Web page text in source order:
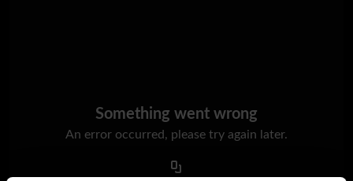
Something went wrong
An error occurred, please try again later.